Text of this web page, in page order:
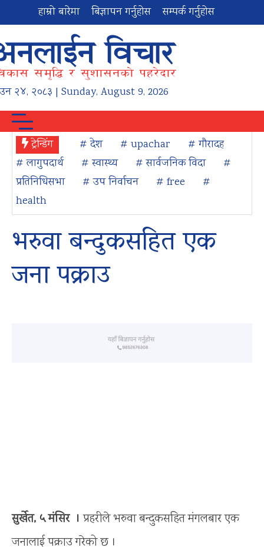
हाम्रो बारेमा बिज्ञापन गर्नुहोस सम्पर्क गर्नुहोस
२४, २०८३ | Sunday, August 9, 2026
ट्रेन्डिंग # देश # upachar
# गौरादह
# लागुपदार्थ
# स्वास्थ्य # सार्वजनिक विदा
#
प्रतिनिधिसभा
# उप निर्वाचन # free
#
health
भरुवा बन्दुकसहित एक
जना पक्राउ
सुर्खेत, ५ मंसिर । प्रहरीले भरुवा बन्दुकसहित मंगलबार एक
जनालाई पक्राउ गरेको छ ।